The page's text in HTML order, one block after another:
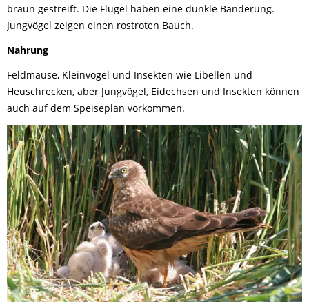
braun gestreift. Die Flügel haben eine dunkle Bänderung.
Jungvögel zeigen einen rostroten Bauch.
Nahrung
Feldmäuse, Kleinvögel und Insekten wie Libellen und
Heuschrecken, aber Jungvögel, Eidechsen und Insekten können
auch auf dem Speiseplan vorkommen.